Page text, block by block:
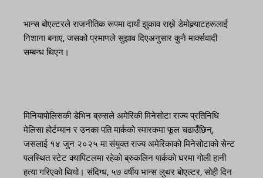
भान्स बोएल्टरले राजनीतिक रूपमा दायाँ झुकाव राख्ने डेमोक्र्याटहरूलाई
निशाना बनाए, जसको प्रमाणले सुझाव दिएअनुसार कुनै मार्क्सवादी
सम्बन्ध थिएन।
मिनियापोलिसकी डेभिन ब्रुसले अमेरिकी मिनेसोटा राज्य प्रतिनिधि
मेलिसा होर्टम्यान र उनका पति मार्कको स्मारकमा फूल चढाउँछिन्,
जसलाई १४ जुन २०२५ मा संयुक्त राज्य अमेरिकाको मिनेसोटाको सेन्ट
पलस्थित स्टेट क्यापिटलमा रहेको ब्रुकलिन पार्कको घरमा गोली हानी
हत्या गरिएको थियो। संदिग्ध, ५७ वर्षीय भान्स लुथर बोएल्टर, सोही दिन